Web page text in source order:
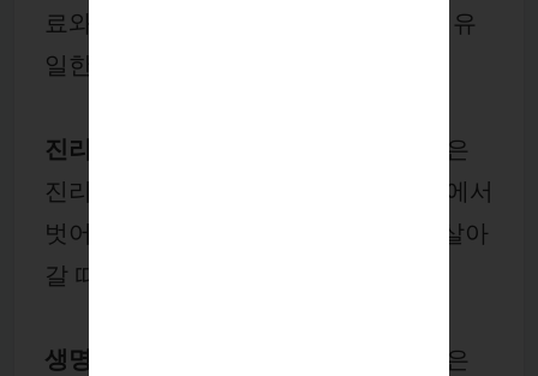
료와 건강의 길이요, 천국 문에 이르는 유
일한 길입니다.
진리를 얻는 사람
: 예수님을 만난 사람은
진리 안에 거하게 됩니다. 세상의 탐욕에서
벗어나 예수 그리스도의 진리를 따라 살아
갈 때, 비로소 참된 자유를 경험합니다
생명을 얻는 사람
: 예수님을 만나는 것은